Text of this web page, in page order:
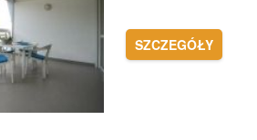
SZCZEGÓŁY